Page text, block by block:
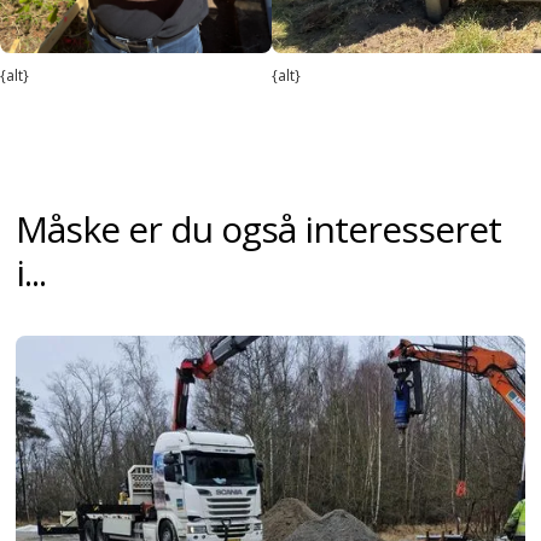
{alt} {alt}
Måske er du også interesseret
i...